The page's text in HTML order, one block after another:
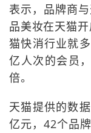
表示，品牌商
品美妆在天猫
猫快消行业就
亿人次的会员
倍。
天猫提供的数
亿元，42个品